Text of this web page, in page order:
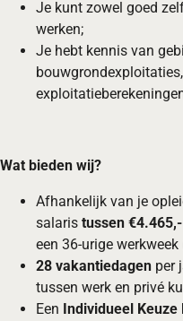
Je kunt zowel goed
werken;
Je hebt kennis van
Wat bieden wij?
Afhankelijk van je
salaris tussen
een 36-urige
28 vakantiedagen per
tussen werk en privé
Een Individueel